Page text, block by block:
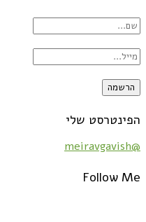
הפינטרסט שלי
@meiravgavish
Follow Me